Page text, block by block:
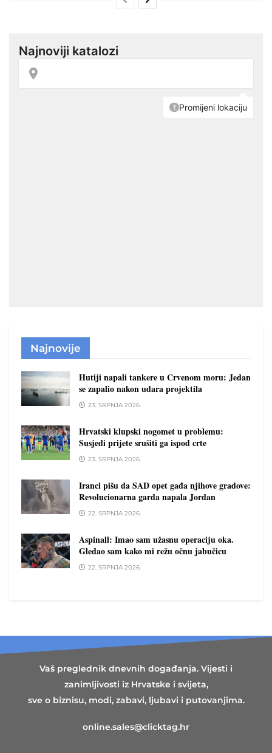
Najnovije
Hutiji napali tankere u Crvenom moru: Jedan
se zapalio nakon udara projektila
23. SRPNJA 2026.
Hrvatski klupski nogomet u problemu:
Susjedi prijete srušiti ga ispod crte
23. SRPNJA 2026.
Iranci pišu da SAD opet gađa njihove gradove:
Revolucionarna garda napala Jordan
22. SRPNJA 2026.
Aspinall: Imao sam užasnu operaciju oka.
Gledao sam kako mi režu očnu jabučicu
22. SRPNJA 2026.
Vaš preglednik dnevnih događanja. Vijesti i
zanimljivosti iz Hrvatske i svijeta,
sve o biznisu, modi, zabavi, ljubavi i putovanjima.
online.sales@clicktag.hr